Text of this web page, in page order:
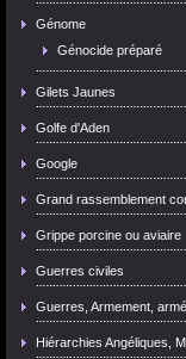
Génome
Génocide préparé
Gilets Jaunes
Golfe d'Aden
Google
Grand rassemblement
Grippe porcine ou aviaire
Guerres civiles
Guerres, Armement,
Hiérarchies Angéliques,